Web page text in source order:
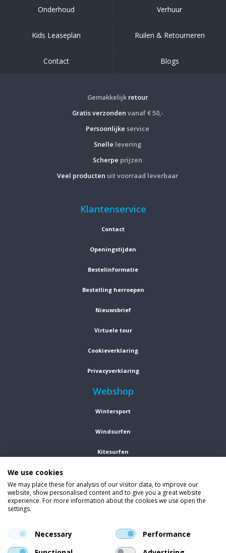
Onderhoud Verhuur
Kids Leaseplan Ruilen & Retourneren
Contact Blogs
Gemakkelijk retour
Gratis verzonden vanaf € 50,-
Persoonlijke service
Snelle levering
Scherpe prijzen
Veel producten uit voorraad leverbaar
Klantenservice
Contact
Openingstijden
Bestelinformatie
Bestelling herroepen
Nieuwsbrief
Virtuele tour
Cookieverklaring
Privacyverklaring
Webshop
Wintersport
Windsurfen
Kitesurfen
Kleding
Vind ons op social media
En blijf op de hoogte van trends, aanbiedingen en kortingsacties.
We use cookies
We may place these for analysis of our visitor data, to improve our
website, show personalised content and to give you a great website
experience. For more information about the cookies we use open the
settings.
Necessary
Performance